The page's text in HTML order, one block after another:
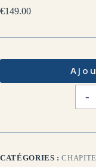
€149.00
-
CATÉGORIES :